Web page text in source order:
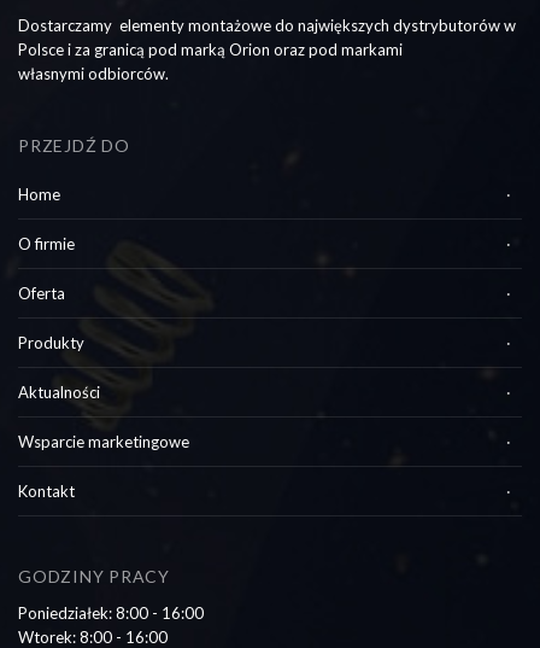
Dostarczamy elementy montażowe do największych dystrybutorów w
Polsce i za granicą pod marką Orion oraz pod markami
własnymi odbiorców.
PRZEJDŹ DO
Home
O firmie
Oferta
Produkty
Aktualności
Wsparcie marketingowe
Kontakt
GODZINY PRACY
Poniedziałek: 8:00 - 16:00
Wtorek: 8:00 - 16:00